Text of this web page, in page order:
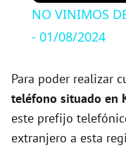
NO VINIMOS
- 01/08/2024
Para poder realizar
teléfono situado en
este prefijo
extranjero a esta